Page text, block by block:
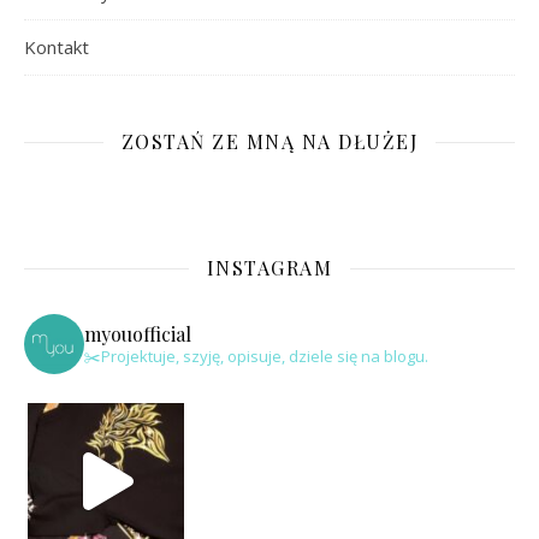
Kontakt
ZOSTAŃ ZE MNĄ NA DŁUŻEJ
INSTAGRAM
myouofficial
✂️Projektuje, szyję, opisuje, dziele się na blogu.